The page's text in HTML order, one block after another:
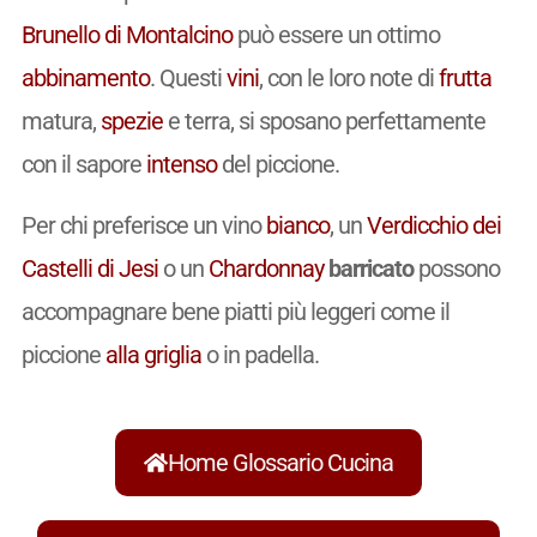
Brunello di Montalcinopuò essere un ottimo
abbinamento. Questivini, con le loro note difrutta
matura, speziee terra, si sposano perfettamente
con il sapore intensodel piccione.
Per chi preferisce un vinobianco, unVerdicchio dei
Castelli di Jesio un Chardonnaybarricatopossono
accompagnare bene piatti più leggeri come il
piccione alla grigliao in padella.
Home Glossario Cucina